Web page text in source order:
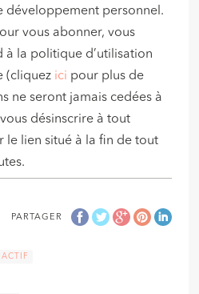
développement personnel.
vous abonner, vous
à la politique d’utilisation
(cliquez ici pour plus de
ne seront jamais cedées à
désinscrire à tout
le lien situé à la fin de tout
PARTAGER
ACTIF